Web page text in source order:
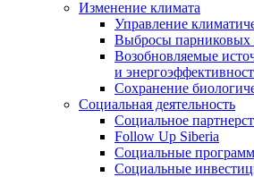
Изменение климата
Управление
Выбросы парниковых
Возобновляемые
и
Сохранение
Социальная деятельность
Социальное
Follow Up Siberia
Социальные
Социальные